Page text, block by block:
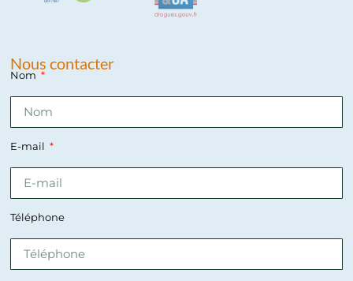
Nous contacter
Nom
E-mail
Téléphone